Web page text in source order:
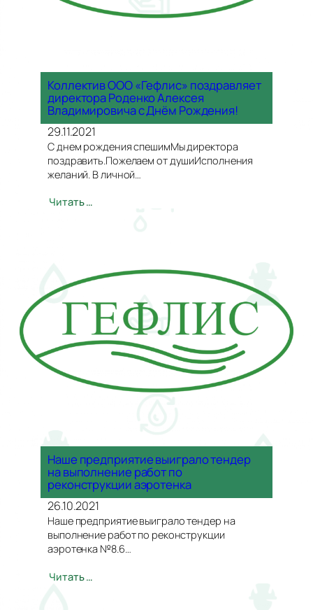
Коллектив ООО «Гефлис» поздравляет
директора Роденко Алексея
Владимировича с Днём Рождения!
29.11.2021
С днем рождения спешимМы директора
поздравить.Пожелаем от душиИсполнения
желаний. В личной…
Читать …
Наше предприятие выиграло тендер
на выполнение работ по
реконструкции аэротенка
26.10.2021
Наше предприятие выиграло тендер на
выполнение работ по реконструкции
аэротенка №8.6…
Читать …